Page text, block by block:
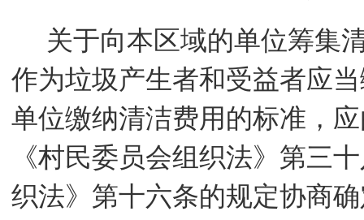
关于向本区域的单位筹集
作为垃圾产生者和受益者应
单位缴纳清洁费用的标准，
《村民委员会组织法》第三
织法》第十六条的规定协商